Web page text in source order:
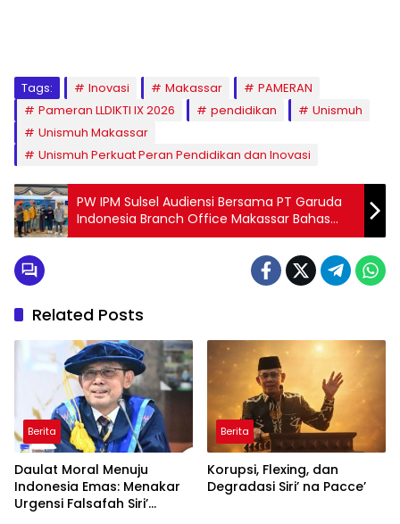
Tags: Inovasi Makassar
PAMERAN
Pameran LLDIKTI IX 2026
pendidikan
Unismuh
Unismuh Makassar
Unismuh Perkuat Peran Pendidikan dan Inovasi
PW IPM Sulsel Audiensi Bersama PT Garuda
Indonesia Branch Office Makassar Bahas
Suksesi Muktamar XXIV
Related Posts
Berita
Daulat Moral Menuju
Indonesia Emas: Menakar
Urgensi Falsafah Siri’
Berita
Korupsi, Flexing, dan
Degradasi Siri’ na Pacce’